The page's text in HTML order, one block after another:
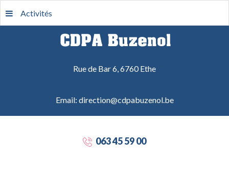
Rue de Bar 6, 6760 Ethe
Email: direction@cdpabuzenol.be
Activités
063 45 59 00